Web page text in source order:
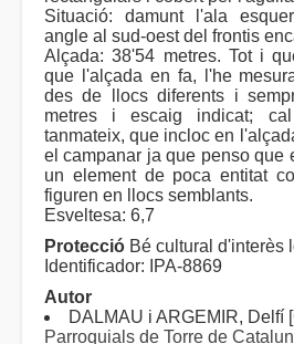
Situació: damunt l'ala
angle al sud-oest del frontis
Alçada: 38'54 metres. Tot i
que l'alçada en fa, l'he
des de llocs diferents i
metres i escaig indicat;
tanmateix, que incloc en
el campanar ja que penso que
un element de poca entitat
figuren en llocs semblants.
Esveltesa: 6,7
Protecció Bé cultural d'interès
Identificador: IPA-8869
Autor
DALMAU i ARGEMIR, Delfí [
Parroquials de Torre de